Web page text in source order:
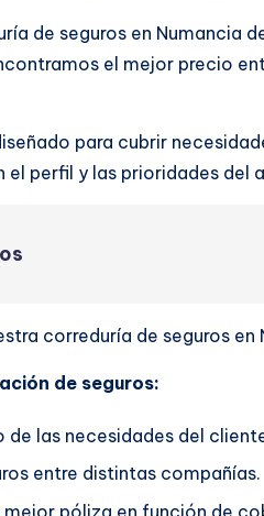
de seguros en Numancia
el mejor precio
para cubrir
el perfil y las prioridades del
correduría de seguros en
de seguros:
de las necesidades del
entre distintas compañías.
póliza en función de